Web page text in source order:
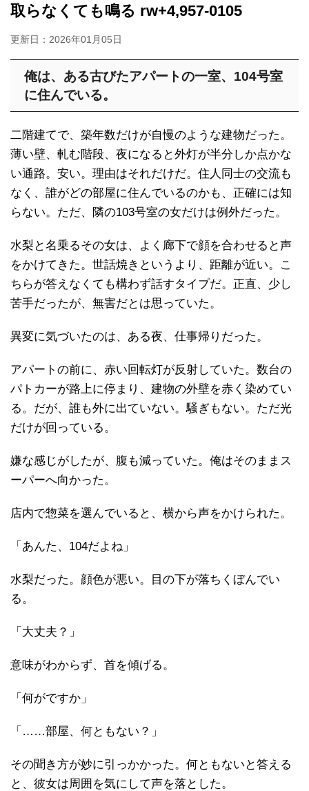
取らなくても鳴る rw+4,957-0105
更新日： 2026年01月05日
俺は、ある古びたアパートの一室、104号室
に住んでいる。
二階建てで、築年数だけが自慢のような建物だった。
薄い壁、軋む階段、夜になると外灯が半分しか点かな
い通路。安い。理由はそれだけだ。住人同士の交流も
なく、誰がどの部屋に住んでいるのかも、正確には知
らない。ただ、隣の103号室の女だけは例外だった。
水梨と名乗るその女は、よく廊下で顔を合わせると声
をかけてきた。世話焼きというより、距離が近い。こ
ちらが答えなくても構わず話すタイプだ。正直、少し
苦手だったが、無害だとは思っていた。
異変に気づいたのは、ある夜、仕事帰りだった。
アパートの前に、赤い回転灯が反射していた。数台の
パトカーが路上に停まり、建物の外壁を赤く染めてい
る。だが、誰も外に出ていない。騒ぎもない。ただ光
だけが回っている。
嫌な感じがしたが、腹も減っていた。俺はそのままス
ーパーへ向かった。
店内で惣菜を選んでいると、横から声をかけられた。
「あんた、104だよね」
水梨だった。顔色が悪い。目の下が落ちくぼんでい
る。
「大丈夫？」
意味がわからず、首を傾げる。
「何がですか」
「……部屋、何ともない？」
その聞き方が妙に引っかかった。何ともないと答える
と、彼女は周囲を気にして声を落とした。